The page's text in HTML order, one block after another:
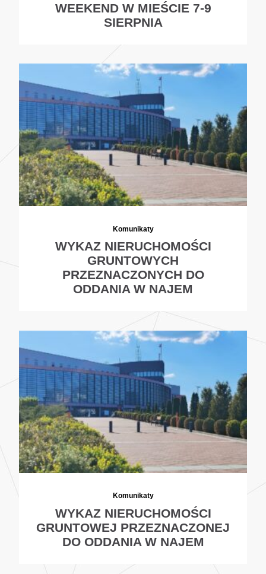
WEEKEND W MIEŚCIE 7-9
SIERPNIA
Komunikaty
WYKAZ NIERUCHOMOŚCI
GRUNTOWYCH
PRZEZNACZONYCH DO
ODDANIA W NAJEM
Komunikaty
WYKAZ NIERUCHOMOŚCI
GRUNTOWEJ PRZEZNACZONEJ
DO ODDANIA W NAJEM